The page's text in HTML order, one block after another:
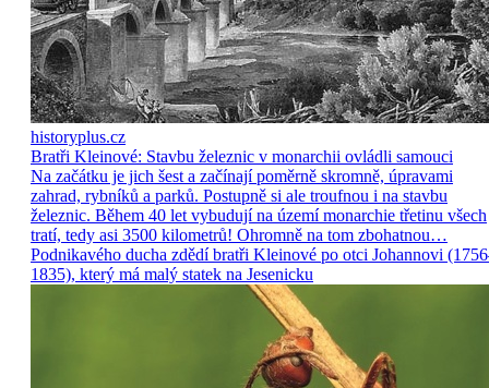
historyplus.cz
Bratři Kleinové: Stavbu železnic v monarchii ovládli samouci
Na začátku je jich šest a začínají poměrně skromně, úpravami
zahrad, rybníků a parků. Postupně si ale troufnou i na stavbu
železnic. Během 40 let vybudují na území monarchie třetinu všech
tratí, tedy asi 3500 kilometrů! Ohromně na tom zbohatnou…
Podnikavého ducha zdědí bratři Kleinové po otci Johannovi
1835), který má malý statek na Jesenicku